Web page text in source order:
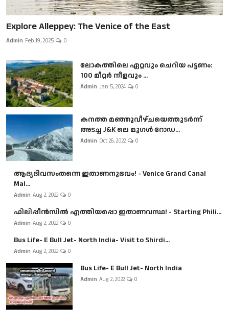
Explore Alleppey: The Venice of the East
Admin Feb 19, 2025 0
ലോകത്തിലെ ഏറ്റവും ചെറിയ പട്ടണം:
100 മീറ്റർ നീളവും ...
Admin Jan 5, 2024 0
കനത്ത മഞ്ഞുവീഴ്ചയെത്തുടർന്ന്
അടച്ച J&K ലെ മുഗൾ റോഡ...
Admin Oct 26, 2022 0
ആദ്യദിവസംതന്നെ ഇതാണനുഭവം! - Venice Grand Canal
Mal...
Admin Aug 2, 2022 0
ഫിലിപ്പീൻസിൽ എത്തിയപ്പൊ ഇതാണവസ്ഥ! - Starting Phili...
Admin Aug 2, 2022 0
Bus Life- E Bull Jet- North India- Visit to Shirdi...
Admin Aug 2, 2022 0
Bus Life- E Bull Jet- North India
Admin Aug 2, 2022 0